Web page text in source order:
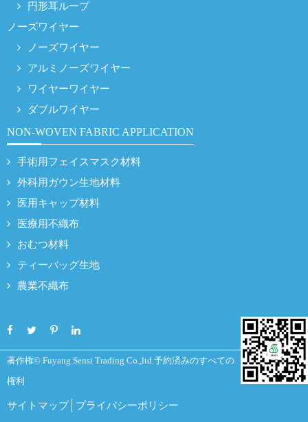
円形耳ループ
ノーズワイヤー
ノーズワイヤー
アルミノーズワイヤー
ワイヤーワイヤー
ダブルワイヤー
NON-WOVEN FABRIC APPLICATION
手術用フェイスマスク材料
外科用ガウン生地材料
医用キャップ材料
医療用不織布
おむつ材料
ティーバッグ生地
農業不織布
著作権© Fuyang Sensi Trading Co.,ltd.予約済みのすべての
権利
サイトマップ プライバシーポリシー